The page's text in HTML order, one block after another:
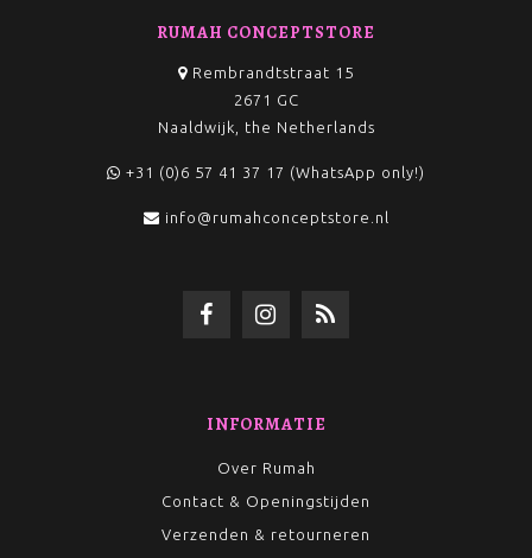
RUMAH CONCEPTSTORE
Rembrandtstraat 15
2671 GC
Naaldwijk, the Netherlands
+31 (0)6 57 41 37 17 (WhatsApp only!)
info@rumahconceptstore.nl
INFORMATIE
Over Rumah
Contact & Openingstijden
Verzenden & retourneren